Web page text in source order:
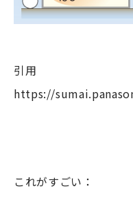
引用
https://
これがすごい：